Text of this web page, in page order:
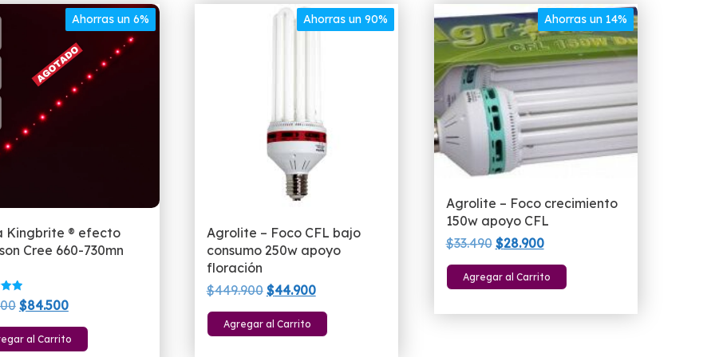
Ahorras un 6%
Kingbrite ® efecto
Cree 660-730mn
El
precio
original
$84.500El
precio
actual
al Carrito
Ahorras un 90%
Agrolite – Foco CFL bajo
consumo 250w apoyo
floración
$449.900 El
precio
original
$44.900El
precio
actual
Agregar al Carrito
Ahorras un 14%
Agrolite – Foco crecimiento
150w apoyo CFL
$33.490 El
precio
original
$28.900El
precio
actual
Agregar al Carrito